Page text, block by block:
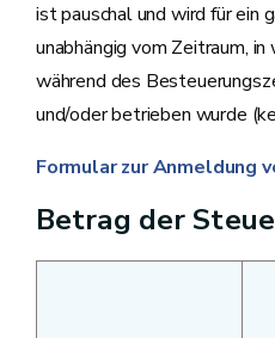
ist pauschal und wird für ein
unabhängig vom Zeitraum,
während des
und/oder betrieben wurde
Formular zur Anmeldung
Betrag der